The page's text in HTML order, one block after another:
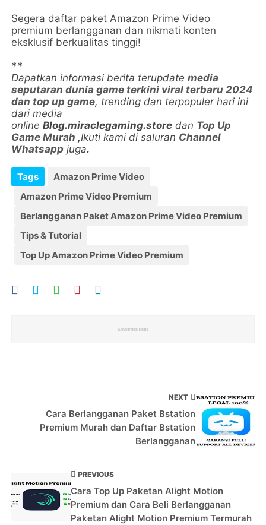
Segera daftar paket Amazon Prime Video
premium berlangganan dan nikmati konten
eksklusif berkualitas tinggi!
**
Dapatkan informasi berita terupdatemedia
seputaran dunia game terkini viral terbaru 2024
dan top up game, trending dan terpopuler hari ini
dari media
onlineBlog.miraclegaming.store dan Top Up
Game Murah ,Ikuti kami di saluran Channel
Whatsapp juga.
Tags
Amazon Prime Video
Amazon Prime Video Premium
Berlangganan Paket Amazon Prime Video Premium
Tips & Tutorial
Top Up Amazon Prime Video Premium
NEXT
Cara Berlangganan Paket Bstation
Premium Murah dan Daftar Bstation
Berlangganan
PREVIOUS
Cara Top Up Paketan Alight Motion
Premium dan Cara Beli Berlangganan
Paketan Alight Motion Premium Termurah